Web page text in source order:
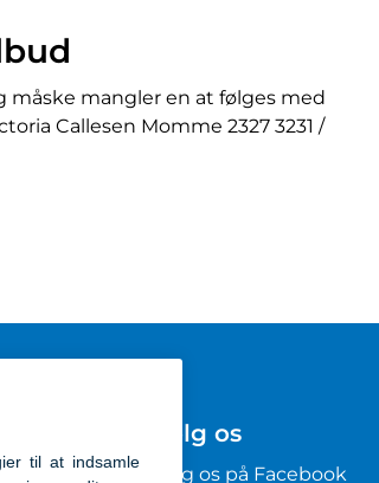
mangler en at følges med
Callesen Momme 2327 3231 /
Følg os
Følg os på Facebook